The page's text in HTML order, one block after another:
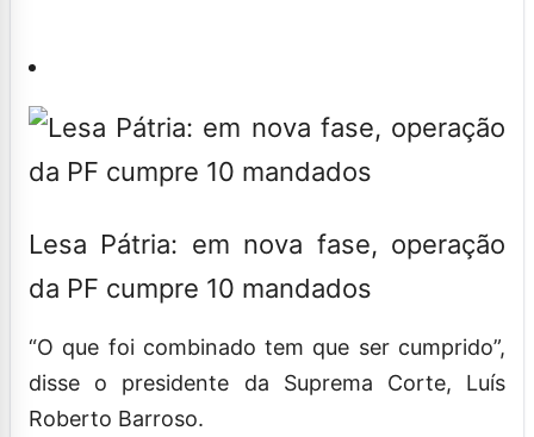
Lesa Pátria: em nova fase, operação
da PF cumpre 10 mandados
“O que foi combinado tem que ser cumprido”,
disse o presidente da Suprema Corte, Luís
Roberto Barroso.